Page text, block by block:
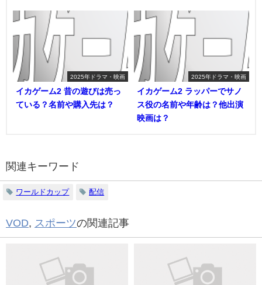
2025年ドラマ・映画
イカゲーム2 昔の遊びは売っ
ている？名前や購入先は？
2025年ドラマ・映画
イカゲーム2 ラッパーでサノ
ス役の名前や年齢は？他出演
映画は？
関連キーワード
ワールドカップ 配信
VOD スポーツの関連記事